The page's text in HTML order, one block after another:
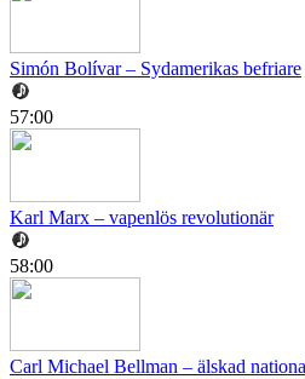
Simón Bolívar – Sydamerikas befriare
57:00
Karl Marx – vapenlös revolutionär
58:00
Carl Michael Bellman – älskad